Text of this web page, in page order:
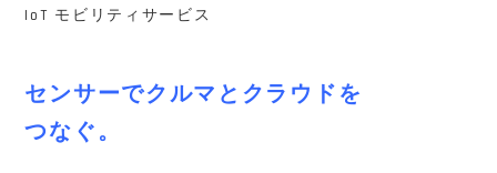
IoT モビリティサービス
センサーでクルマとクラウドを
つなぐ。